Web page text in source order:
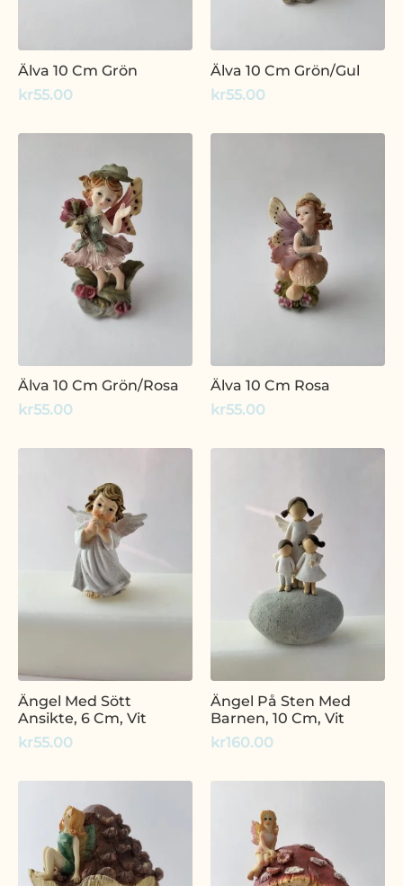
Älva 10 Cm Grön
kr55.00
Älva 10 Cm Grön/gul
kr55.00
Älva 10 Cm Grön/Rosa
kr55.00
Älva 10 Cm Rosa
kr55.00
Ängel Med Sött
Ansikte, 6 Cm, Vit
kr55.00
Ängel På Sten Med
Barnen, 10 Cm, Vit
kr160.00